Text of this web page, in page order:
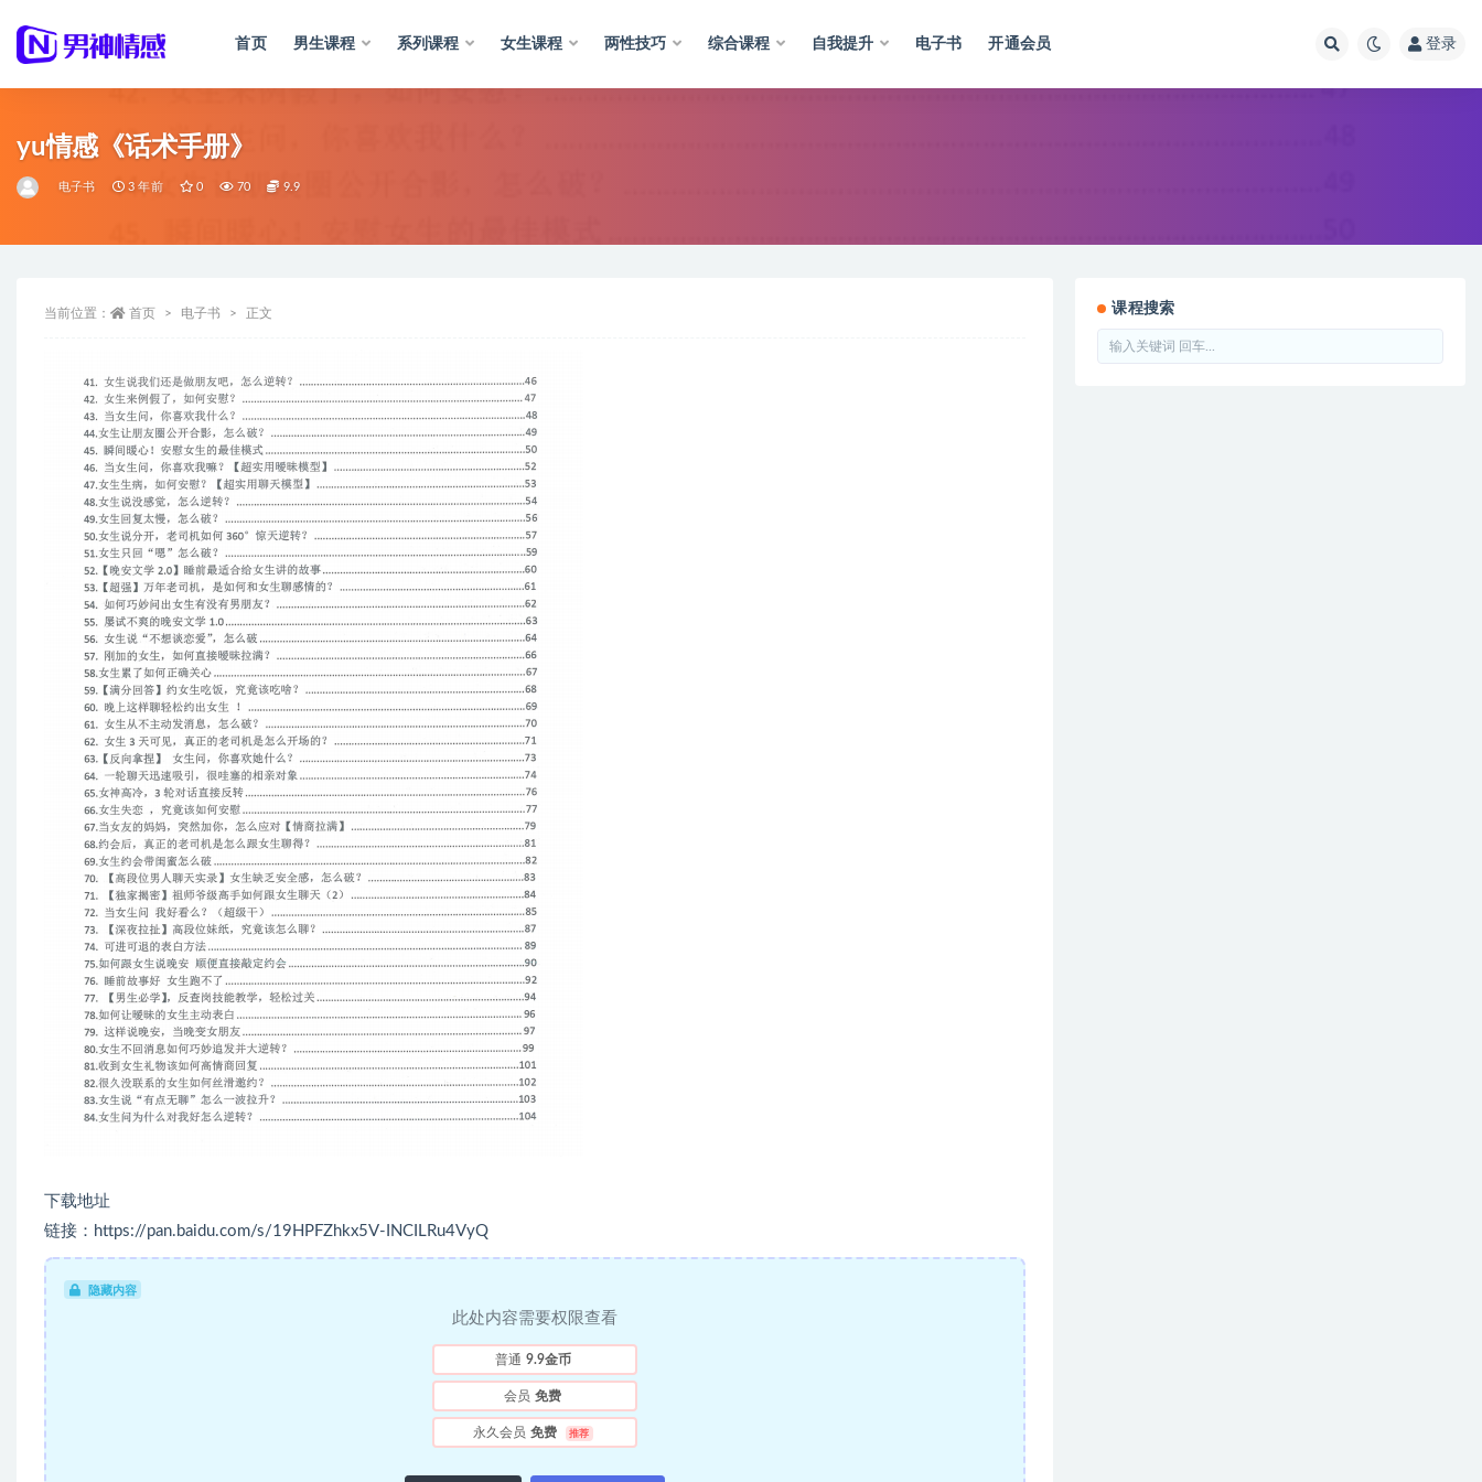
首页 男生课程 系列课程 女生课程 两性技巧 综合课程 自我提升 电子书 开通会员 登录
yu情感《话术手册》
电子书 3 年前 0 70 9.9
当前位置： 首页 电子书 正文
下载地址
链接：https://pan.baidu.com/s/19HPFZhkx5V-INCILRu4VyQ
隐藏内容
此处内容需要权限查看
普通 9.9金币
会员 免费
永久会员 免费 推荐
课程搜索